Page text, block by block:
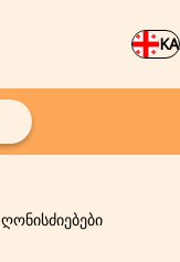
KA
ღონისძიებები